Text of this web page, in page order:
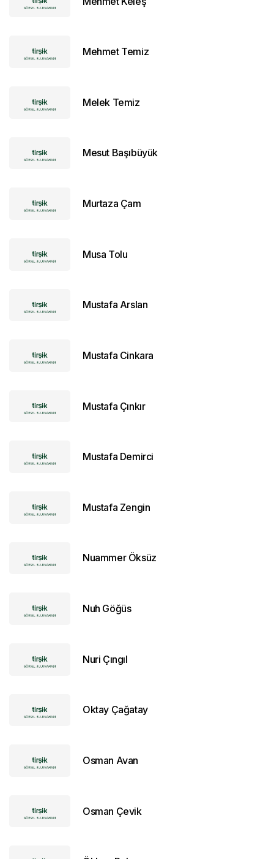
Mehmet Temiz
Melek Temiz
Mesut Başıbüyük
Murtaza Çam
Musa Tolu
Mustafa Arslan
Mustafa Cinkara
Mustafa Çınkır
Mustafa Demirci
Mustafa Zengin
Nuammer Öksüz
Nuh Göğüs
Nuri Çıngıl
Oktay Çağatay
Osman Avan
Osman Çevik